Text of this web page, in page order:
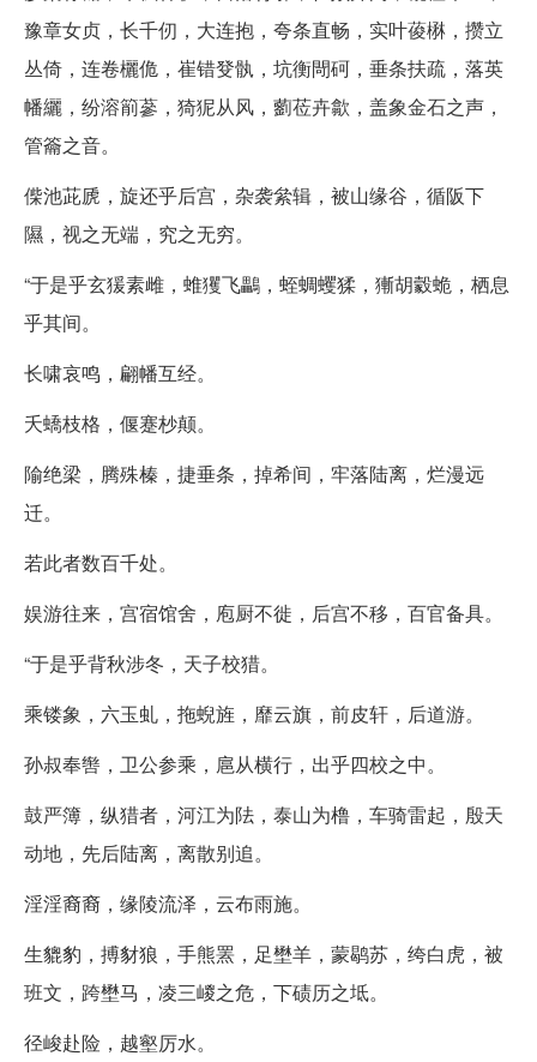
豫章女贞，长千仞，大连抱，夸条直畅，实叶葰楙，攒立
丛倚，连卷欐佹，崔错癹骫，坑衡閜砢，垂条扶疏，落英
幡纚，纷溶箾蔘，猗狔从风，藰莅卉歙，盖象金石之声，
管籥之音。
偨池茈虒，旋还乎后宫，杂袭絫辑，被山缘谷，循阪下
隰，视之无端，究之无穷。
“于是乎玄猨素雌，蜼玃飞鸓，蛭蜩蠼猱，獑胡豰蛫，栖息
乎其间。
长啸哀鸣，翩幡互经。
夭蟜枝格，偃蹇杪颠。
隃绝梁，腾殊榛，捷垂条，掉希间，牢落陆离，烂漫远
迁。
若此者数百千处。
娱游往来，宫宿馆舍，庖厨不徙，后宫不移，百官备具。
“于是乎背秋涉冬，天子校猎。
乘镂象，六玉虬，拖蜺旌，靡云旗，前皮轩，后道游。
孙叔奉辔，卫公参乘，扈从横行，出乎四校之中。
鼓严簿，纵猎者，河江为阹，泰山为橹，车骑雷起，殷天
动地，先后陆离，离散别追。
淫淫裔裔，缘陵流泽，云布雨施。
生貔豹，搏豺狼，手熊罴，足壄羊，蒙鹖苏，绔白虎，被
班文，跨壄马，凌三嵕之危，下碛历之坻。
径峻赴险，越壑厉水。